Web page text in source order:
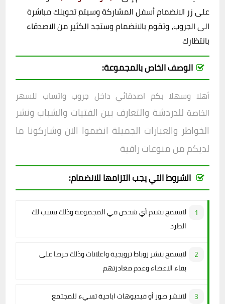
على زر الانضمام أسفل المشاركة وسيتم تحويلك مباشرة
الى الجروب، وتقوم بالانضمام وستجد الكثير من الاصدقاء
بانتظارك
الوصف الخاص بالمجموعة:
أهلا وسهلا بكم اصدقائي داخل جروب واتساب للسهر
الخاصة للدردشة والتعارف بين الفتيات والشباب ونشر
الخواطر والعبارات الجميلة انضموا الان وشاركونا ما
لديكم من منوعات راقية
الشروط التي يجب التزامها للانضمام:
لايسمح بشتم أي شخص في المجموعة وذلك يسبب لك
الطرد
لايسمح بنشر روباط ترويجية واعلانات وذلك حرصا على
بقاء الاعضاء وعدم مغادرتهم
لاتنشر صور أو فيديوهات اباحية تسيء للمجتمع